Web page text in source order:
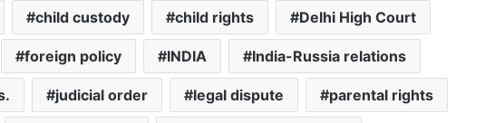
child custody child rights Delhi High Court
foreign policy INDIA India-Russia relations
judicial order legal dispute parental rights